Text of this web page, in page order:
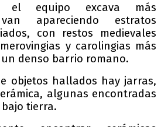
equipo excava más
apareciendo estratos
con restos medievales
y carolingias más
denso barrio romano.
objetos hallados hay jarras,
algunas encontradas
tierra.